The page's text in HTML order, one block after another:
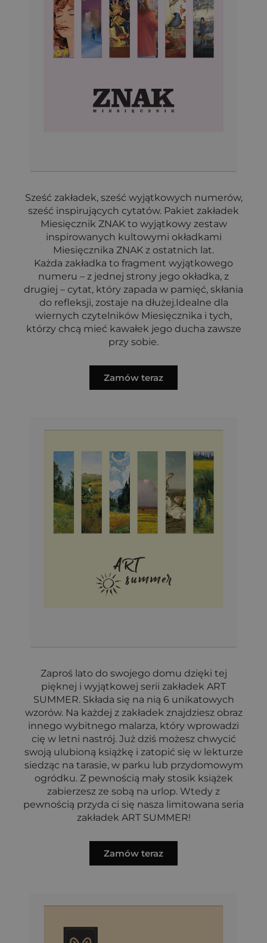
Sześć zakładek, sześć wyjątkowych numerów,
sześć inspirujących cytatów. Pakiet zakładek
Miesięcznik ZNAK to wyjątkowy zestaw
inspirowanych kultowymi okładkami
Miesięcznika ZNAK z ostatnich lat.
Każda zakładka to fragment wyjątkowego
numeru – z jednej strony jego okładka, z
drugiej – cytat, który zapada w pamięć, skłania
do refleksji, zostaje na dłużej.Idealne dla
wiernych czytelników Miesięcznika i tych,
którzy chcą mieć kawałek jego ducha zawsze
przy sobie.
Zamów teraz
Zaproś lato do swojego domu dzięki tej
pięknej i wyjątkowej serii zakładek ART
SUMMER. Składa się na nią 6 unikatowych
wzorów. Na każdej z zakładek znajdziesz obraz
innego wybitnego malarza, który wprowadzi
cię w letni nastrój. Już dziś możesz chwycić
swoją ulubioną książkę i zatopić się w lekturze
siedząc na tarasie, w parku lub przydomowym
ogródku. Z pewnością mały stosik książek
zabierzesz ze sobą na urlop. Wtedy z
pewnością przyda ci się nasza limitowana seria
zakładek ART SUMMER!
Zamów teraz